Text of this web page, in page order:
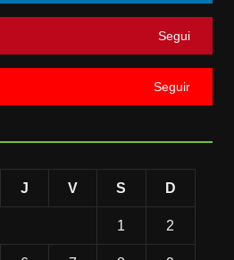
Segui
Seguir
J V S D
1 2